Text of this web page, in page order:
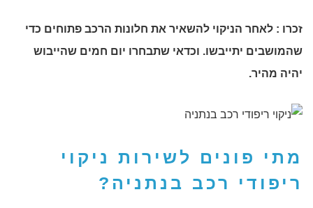
זכרו : לאחר הניקוי להשאיר את חלונות הרכב פתוחים כדי
שהמושבים יתייבשו. וכדאי שתבחרו יום חמים שהייבוש
יהיה מהיר.
מתי פונים לשירות
ניקוי
ריפודי רכב בנתניה ?